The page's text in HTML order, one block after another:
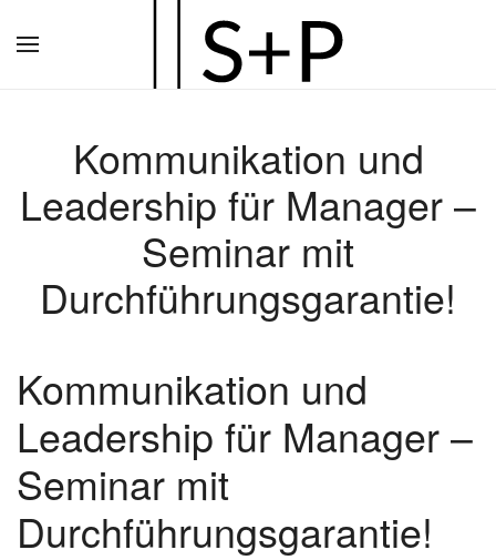
Hauptinhalt
Kommunikation und
Leadership für Manager –
Seminar mit
Durchführungsgarantie!
Kommunikation und
Leadership für Manager –
Seminar mit
Durchführungsgarantie!